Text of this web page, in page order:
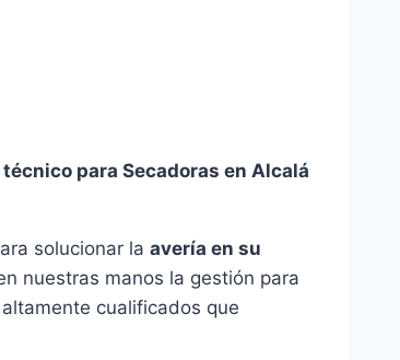
para Secadoras en Alcalá
solucionar la avería en su
nuestras manos la gestión para
cualificados que